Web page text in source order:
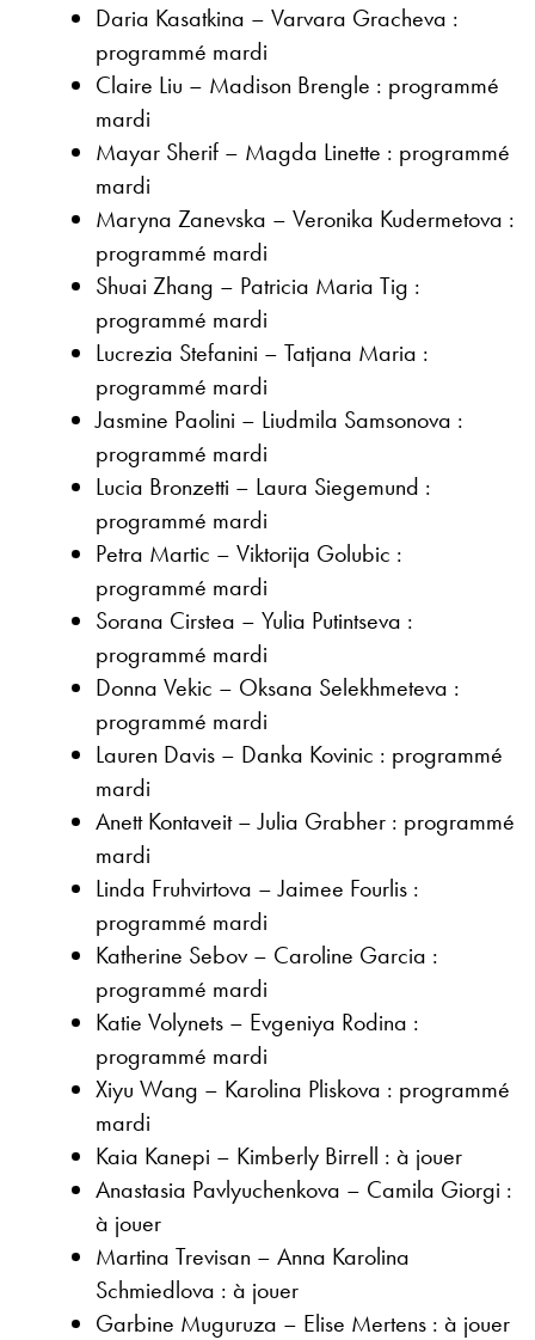
Daria Kasatkina – Varvara Gracheva :
programmé mardi
Claire Liu – Madison Brengle : programmé
mardi
Mayar Sherif – Magda Linette : programmé
mardi
Maryna Zanevska – Veronika Kudermetova :
programmé mardi
Shuai Zhang – Patricia Maria Tig :
programmé mardi
Lucrezia Stefanini – Tatjana Maria :
programmé mardi
Jasmine Paolini – Liudmila Samsonova :
programmé mardi
Lucia Bronzetti – Laura Siegemund :
programmé mardi
Petra Martic – Viktorija Golubic :
programmé mardi
Sorana Cirstea – Yulia Putintseva :
programmé mardi
Donna Vekic – Oksana Selekhmeteva :
programmé mardi
Lauren Davis – Danka Kovinic : programmé
mardi
Anett Kontaveit – Julia Grabher : programmé
mardi
Linda Fruhvirtova – Jaimee Fourlis :
programmé mardi
Katherine Sebov – Caroline Garcia :
programmé mardi
Katie Volynets – Evgeniya Rodina :
programmé mardi
Xiyu Wang – Karolina Pliskova : programmé
mardi
Kaia Kanepi – Kimberly Birrell : à jouer
Anastasia Pavlyuchenkova – Camila Giorgi :
à jouer
Martina Trevisan – Anna Karolina
Schmiedlova : à jouer
Garbine Muguruza – Elise Mertens : à jouer